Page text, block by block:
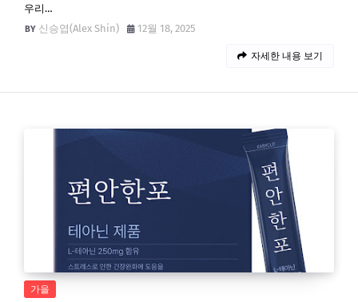
우리…
신승엽(Alex Shin)
12월 18, 2025
자세한 내용 보기
가을